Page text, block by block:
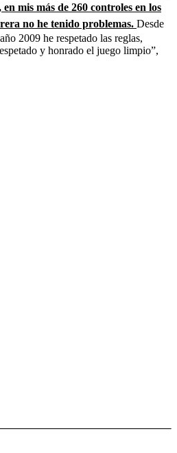
mis más de 260 controles en los
no he tenido problemas. Desde
2009 he respetado las reglas,
y honrado el juego limpio”,